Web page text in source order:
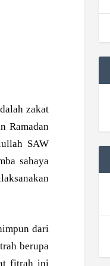
zakat
Ramadan
SAW
sahaya
dari
berupa
fitrah ini